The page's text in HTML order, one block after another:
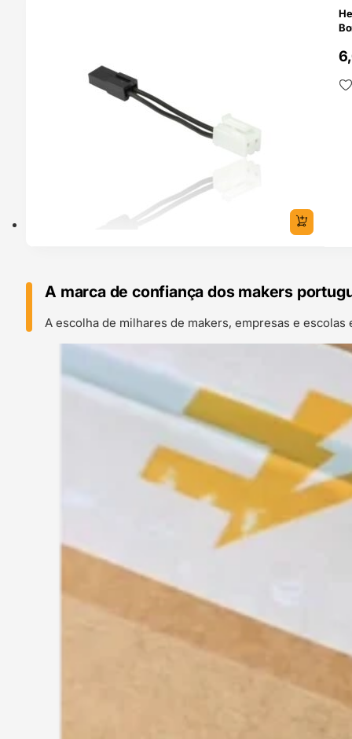
A marca de confiança dos makers
A escolha de milhares de makers, empresas e escolas